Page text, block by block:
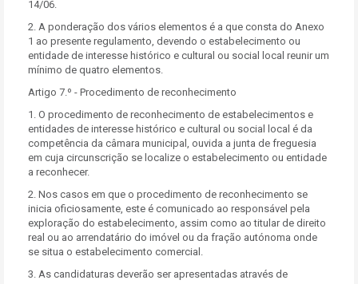
14/06.
2. A ponderação dos vários elementos é a que consta do Anexo
1 ao presente regulamento, devendo o estabelecimento ou
entidade de interesse histórico e cultural ou social local reunir um
mínimo de quatro elementos.
Artigo 7.º - Procedimento de reconhecimento
1. O procedimento de reconhecimento de estabelecimentos e
entidades de interesse histórico e cultural ou social local é da
competência da câmara municipal, ouvida a junta de freguesia
em cuja circunscrição se localize o estabelecimento ou entidade
a reconhecer.
2. Nos casos em que o procedimento de reconhecimento se
inicia oficiosamente, este é comunicado ao responsável pela
exploração do estabelecimento, assim como ao titular de direito
real ou ao arrendatário do imóvel ou da fração autónoma onde
se situa o estabelecimento comercial.
3. As candidaturas deverão ser apresentadas através de